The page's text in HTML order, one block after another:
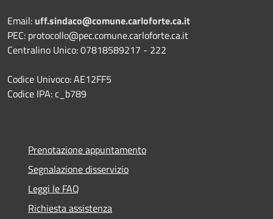
Email: uff.sindaco@comune.carloforte.ca.it
PEC: protocollo@pec.comune.carloforte.ca.it
Centralino Unico: 07818589217 - 222
Codice Univoco: AE12FF5
Codice IPA: c_b789
Prenotazione appuntamento
Segnalazione disservizio
Leggi le FAQ
Richiesta assistenza